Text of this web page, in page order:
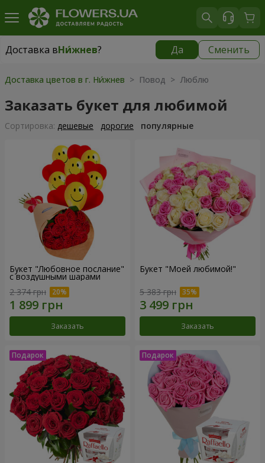
Доставка вНи́жнев? Да Сменить
Доставка вНи́жнев|
Доставка цветов в г. Ни́жнев > Повод > Люблю
Заказать букет для любимой
Cортировка: дешевые дорогие популярные
Букет "Любовное послание"
с воздушными шарами
2 374 грн
Заказать
Букет "Моей любимой!"
5 383 грн
Заказать